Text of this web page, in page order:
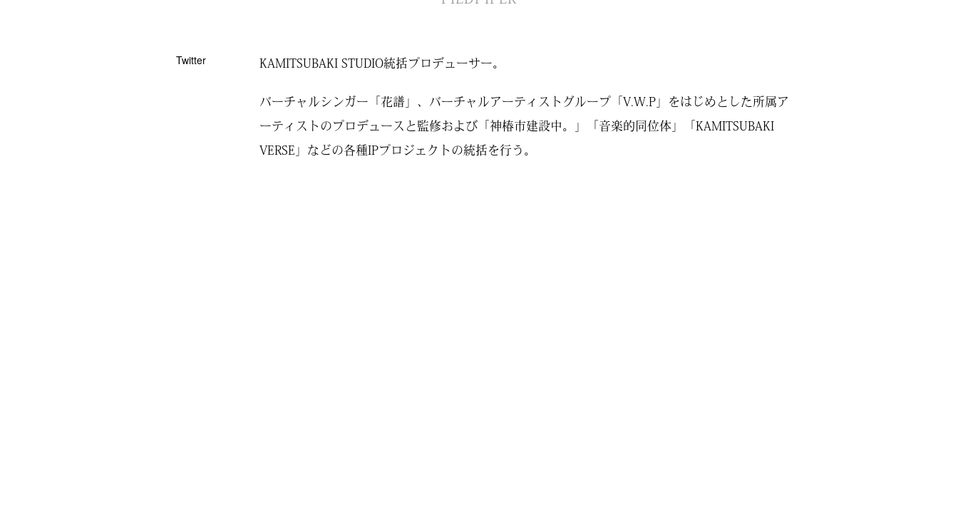
KAMITSUBAKI STUDIO統括プロデューサー。
バーチャルシンガー「花譜」、バーチャルアーティストグループ「V.W.P」をはじめとした所属ア
ーティストのプロデュースと監修および「神椿市建設中。」「音楽的同位体」「KAMITSUBAKI
VERSE」などの各種IPプロジェクトの統括を行う。
Twitter